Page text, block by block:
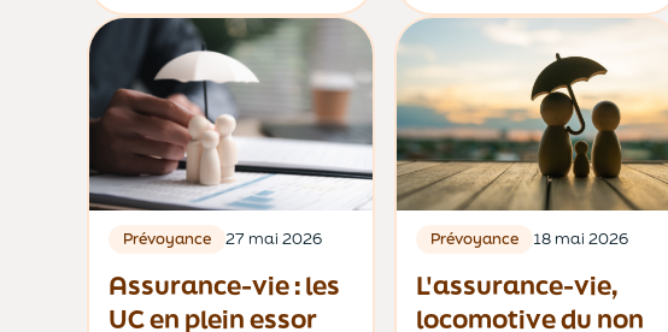
Prévoyance 27 mai 2026
Assurance-vie : les
UC en plein essor
Prévoyance 18 mai 2026
L'assurance-vie,
locomotive du non